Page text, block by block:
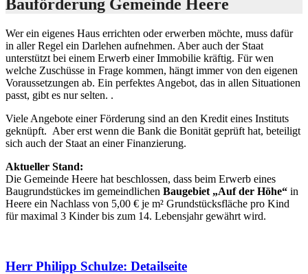
Bauförderung Gemeinde Heere
Wer ein eigenes Haus errichten oder erwerben möchte, muss dafür
in aller Regel ein Darlehen aufnehmen. Aber auch der Staat
unterstützt bei einem Erwerb einer Immobilie kräftig. Für wen
welche Zuschüsse in Frage kommen, hängt immer von den eigenen
Voraussetzungen ab. Ein perfektes Angebot, das in allen Situationen
passt, gibt es nur selten. .
Viele Angebote einer Förderung sind an den Kredit eines Instituts
geknüpft. Aber erst wenn die Bank die Bonität geprüft hat, beteiligt
sich auch der Staat an einer Finanzierung.
Aktueller Stand:
Die Gemeinde Heere hat beschlossen, dass beim Erwerb eines
Baugrundstückes im gemeindlichen Baugebiet „Auf der Höhe“ in
Heere ein Nachlass von 5,00 € je m² Grundstücksfläche pro Kind
für maximal 3 Kinder bis zum 14. Lebensjahr gewährt wird.
Herr Philipp Schulze: Detailseite